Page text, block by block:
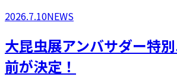
2026.7.10NEWS
大昆虫展アンバサダー特
前が決定！